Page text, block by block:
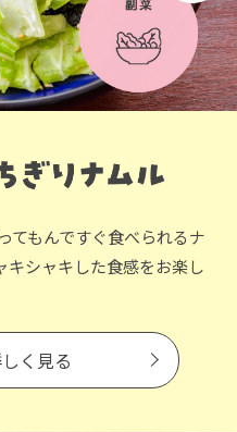
てもんですぐ食べられるナ
キシャキした食感をお楽し
く見る